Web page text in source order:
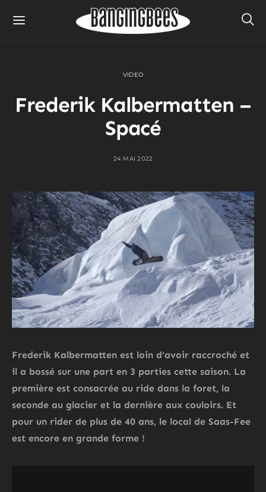
VIDEO
Frederik Kalbermatten –
Spacé
24 MAI 2022
Frederik Kalbermatten est loin d’avoir raccroché et
il a bossé sur une part en 3 parties cette saison. La
première est consacrée au ride dans la foret, la
seconde au glacier et la dernière aux couloirs. Et
pour un rider de plus de 40 ans, le local de Saas-Fee
est encore en grande forme !